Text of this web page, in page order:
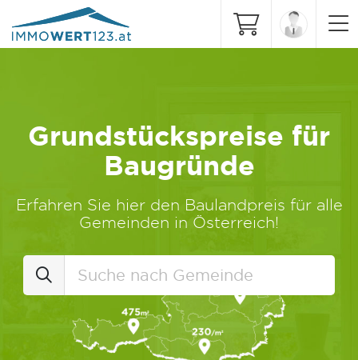
Grundstückspreise für
Baugründe
Erfahren Sie hier den Baulandpreis für alle
Gemeinden in Österreich!